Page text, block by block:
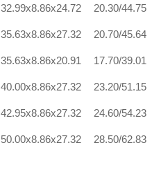
32.99x8.86x24.72 20.30/44.75
35.63x8.86x27.32 20.70/45.64
35.63x8.86x20.91 17.70/39.01
40.00x8.86x27.32 23.20/51.15
42.95x8.86x27.32 24.60/54.23
50.00x8.86x27.32 28.50/62.83